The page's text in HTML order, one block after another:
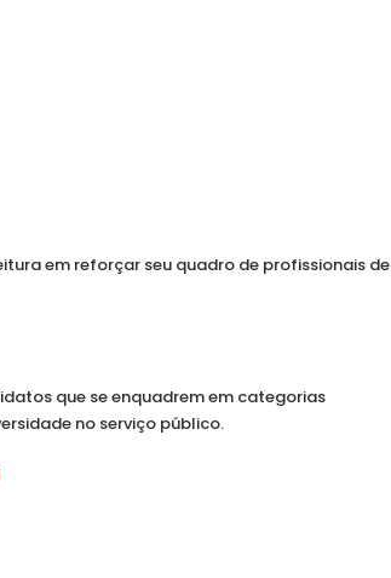
em reforçar seu quadro de profissionais de
que se enquadrem em categorias
no serviço público.